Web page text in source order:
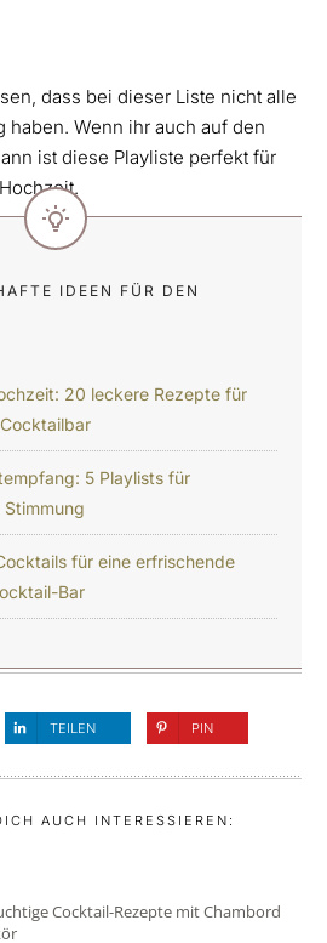
dass bei dieser Liste nicht alle
haben. Wenn ihr auch auf den
ist diese Playliste perfekt für
IDEEN FÜR DEN
20 leckere Rezepte für
5 Playlists für
für eine erfrischende
Bar
TEILEN PIN
AUCH INTERESSIEREN:
Cocktail-Rezepte mit Chambord